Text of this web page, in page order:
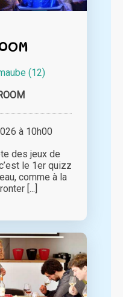
(12)
à 10h00
des jeux de
le 1er quizz
comme à la
[...]